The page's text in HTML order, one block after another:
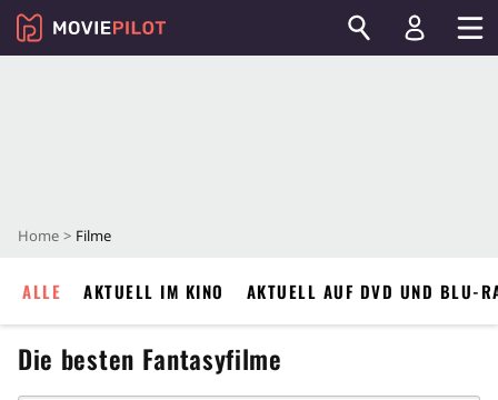
Home Filme
ALLE AKTUELL IM KINO AKTUELL AUF DVD UND BLU-
Die besten Fantasyfilme